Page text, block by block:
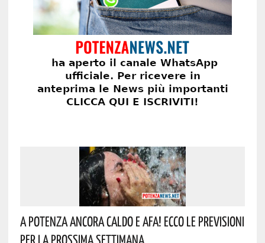
A Potenza Ancora Caldo E Afa! Ecco Le Previsioni
Per La Prossima Settimana